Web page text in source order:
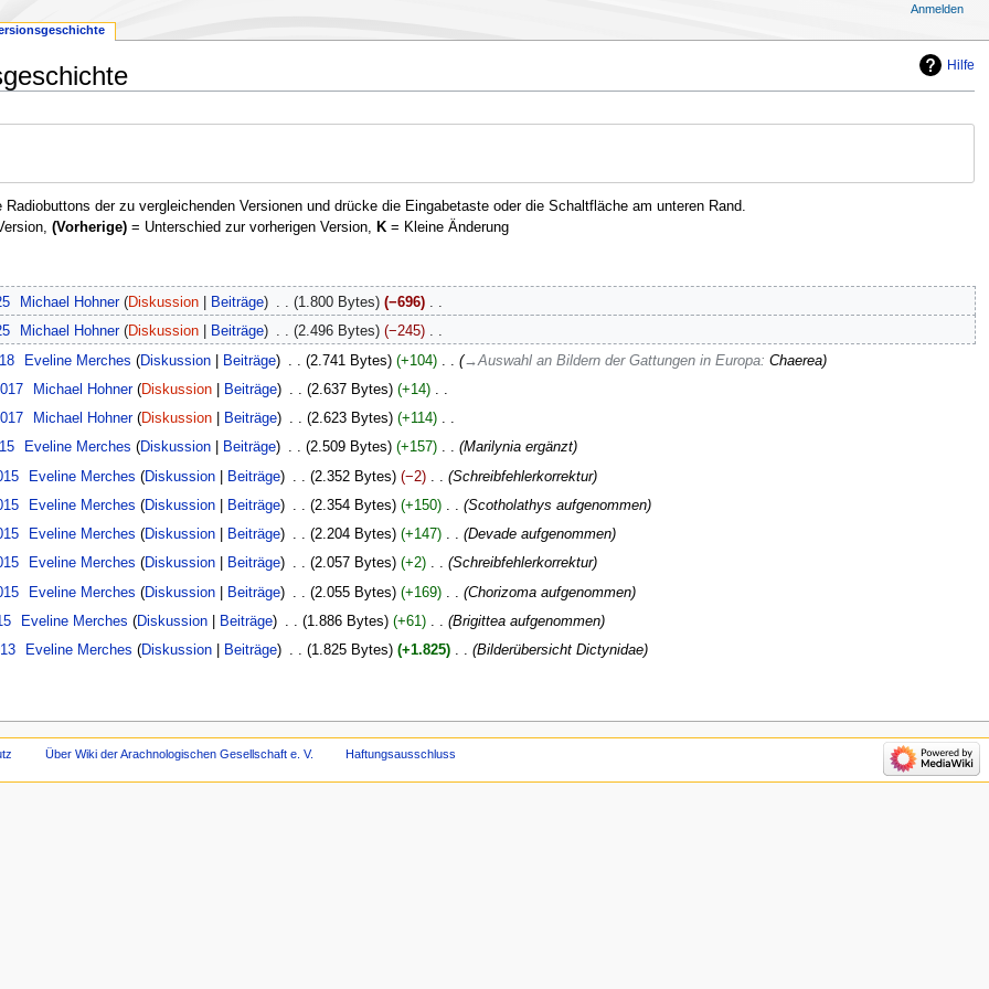
Hilfe
der zu vergleichenden Versionen und drücke die Eingabetaste oder die Schaltfläche am unteren Rand.
(Vorherige)= Unterschied zur vorherigen Version, K= Kleine Änderung
‎ Michael Hohner Diskussion Beiträge 1.800 Bytes −696 ‎
‎ Michael Hohner Diskussion Beiträge 2.496 Bytes −245 ‎
‎ Eveline Merches Diskussion Beiträge 2.741 Bytes +104 ‎ →Auswahl an Bildern der Gattungen in Europa: Chaerea
‎ Michael Hohner Diskussion Beiträge 2.637 Bytes +14 ‎
‎ Michael Hohner Diskussion Beiträge 2.623 Bytes +114 ‎
‎ Eveline Merches Diskussion Beiträge 2.509 Bytes +157 ‎ Marilynia ergänzt
‎ Eveline Merches Diskussion Beiträge 2.352 Bytes −2 ‎
Schreibfehlerkorrektur
‎ Eveline Merches Diskussion Beiträge 2.354 Bytes +150 ‎
Scotholathys aufgenommen
‎ Eveline Merches Diskussion Beiträge 2.204 Bytes +147 ‎
Devade aufgenommen
‎ Eveline Merches Diskussion Beiträge 2.057 Bytes +2 ‎
Schreibfehlerkorrektur
‎ Eveline Merches Diskussion Beiträge 2.055 Bytes +169 ‎ Chorizoma aufgenommen
‎ Eveline Merches Diskussion Beiträge 1.886 Bytes +61 ‎ Brigittea aufgenommen
‎ Eveline Merches Diskussion Beiträge 1.825 Bytes +1.825 ‎ Bilderübersicht Dictynidae
Anmelden
Über Wiki der Arachnologischen Gesellschaft e. V. Haftungsausschluss